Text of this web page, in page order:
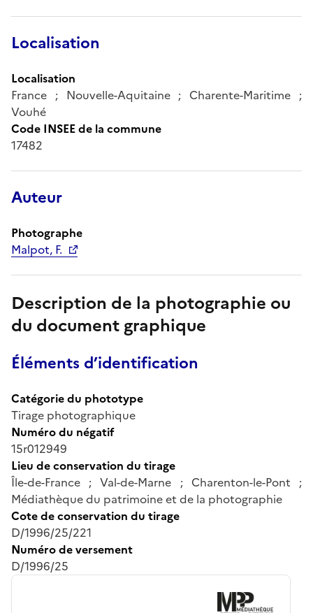
Localisation
Localisation
France ; Nouvelle-Aquitaine ; Charente-Maritime ;
Vouhé
Code INSEE de la commune
17482
Auteur
Photographe
Malpot, F.
Description de la photographie ou
du document graphique
Éléments d’identification
Catégorie du phototype
Tirage photographique
Numéro du négatif
15r012949
Lieu de conservation du tirage
Île-de-France ; Val-de-Marne ; Charenton-le-Pont ;
Médiathèque du patrimoine et de la photographie
Cote de conservation du tirage
D/1996/25/221
Numéro de versement
D/1996/25